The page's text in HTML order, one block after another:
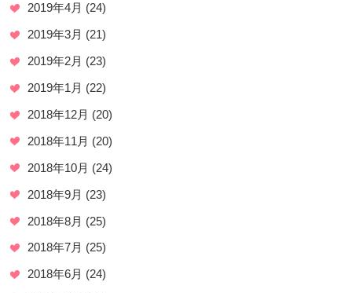
2019年4月 (24)
2019年3月 (21)
2019年2月 (23)
2019年1月 (22)
2018年12月 (20)
2018年11月 (20)
2018年10月 (24)
2018年9月 (23)
2018年8月 (25)
2018年7月 (25)
2018年6月 (24)